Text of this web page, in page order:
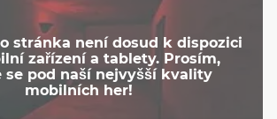
stránka není dosud k dispozici
zařízení a tablety. Prosím,
se pod naší nejvyšší kvality
mobilních her!